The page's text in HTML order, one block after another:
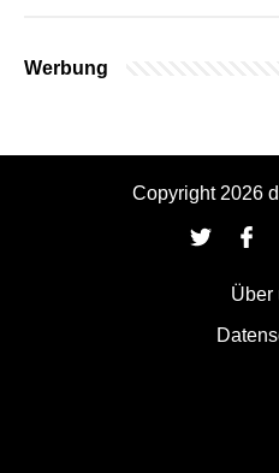
Werbung
Copyright 2026
Über